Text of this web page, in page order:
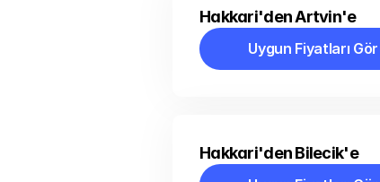
Hakkari'den Artvin'e
Uygun Fiyatları Gör
Uygun Fiyatları Gör
Hakkari'den Bilecik'e